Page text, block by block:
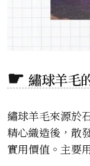
繡球羊毛
繡球羊毛來源於
精心織造後，散
實用價值。主要